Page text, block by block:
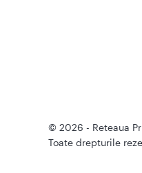
© 2026 - Reteaua
Toate drepturile